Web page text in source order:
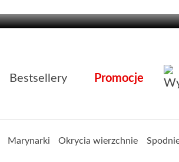
Bestsellery Promocje
Marynarki Okrycia wierzchnie